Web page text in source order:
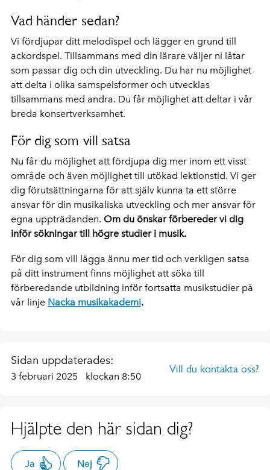
Vad händer sedan?
Vi fördjupar ditt melodispel och lägger en grund till
ackordspel. Tillsammans med din lärare väljer ni låtar
som passar dig och din utveckling. Du har nu möjlighet
att delta i olika samspelsformer och utvecklas
tillsammans med andra. Du får möjlighet att deltar i vår
breda konsertverksamhet.
För dig som vill satsa
Nu får du möjlighet att fördjupa dig mer inom ett visst
område och även möjlighet till utökad lektionstid. Vi ger
dig förutsättningarna för att själv kunna ta ett större
ansvar för din musikaliska utveckling och mer ansvar för
egna uppträdanden. Om du önskar förbereder vi dig
inför sökningar till högre studier i musik.
För dig som vill lägga ännu mer tid och verkligen satsa
på ditt instrument finns möjlighet att söka till
förberedande utbildning inför fortsatta musikstudier på
vår linje Nacka musikakademi.
Sidan uppdaterades:
3 februari 2025 klockan 8:50
Vill du kontakta oss?
Hjälpte den här sidan dig?
Ja Nej